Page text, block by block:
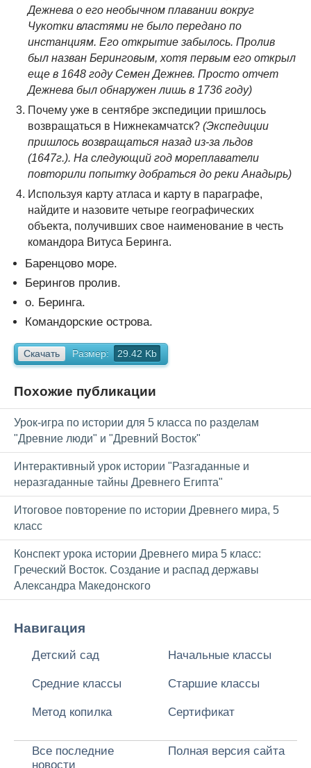
Дежнева о его необычном плавании вокруг
Чукотки властями не было передано по
инстанциям. Его открытие забылось. Пролив
был назван Беринговым, хотя первым его открыл
еще в 1648 году Семен Дежнев. Просто отчет
Дежнева был обнаружен лишь в 1736 году)
Почему уже в сентябре экспедиции пришлось
возвращаться в Нижнекамчатск? (Экспедиции
пришлось возвращаться назад из-за льдов
(1647г.). На следующий год мореплаватели
повторили попытку добраться до реки Анадырь)
Используя карту атласа и карту в параграфе,
найдите и назовите четыре географических
объекта, получивших свое наименование в честь
командора Витуса Беринга.
Баренцово море.
Берингов пролив.
о. Беринга.
Командорские острова.
Скачать Размер: 29.42 Kb
Похожие публикации
Урок-игра по истории для 5 класса по разделам
"Древние люди" и "Древний Восток"
Интерактивный урок истории "Разгаданные и
неразгаданные тайны Древнего Египта"
Итоговое повторение по истории Древнего мира, 5
класс
Конспект урока истории Древнего мира 5 класс:
Греческий Восток. Создание и распад державы
Александра Македонского
Навигация
Детский сад Начальные классы
Средние классы Старшие классы
Метод копилка Сертификат
Все последние
новости
Полная версия сайта